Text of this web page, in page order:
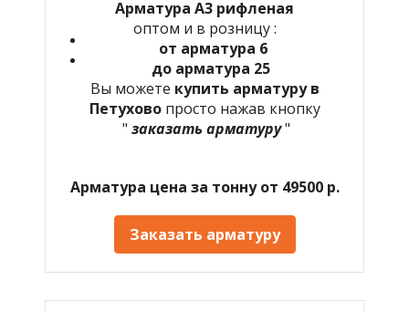
Арматура А3 рифленая
оптом и в розницу :
от арматура 6
до арматура 25
Вы можете купить арматуру в
Петухово просто нажав кнопку
" заказать арматуру"
Арматура цена за тонну от 49500 р.
Заказать арматуру